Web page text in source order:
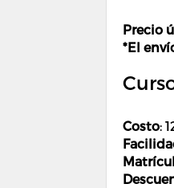
Precio
*El
Costo: